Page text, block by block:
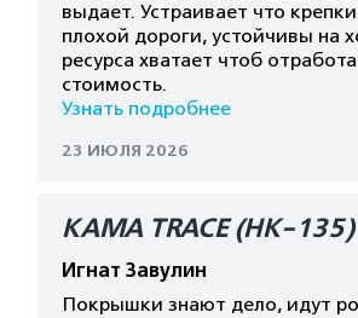
выдает. Устраивает что
плохой дороги, устойчивы на
ресурса хватает чтоб
стоимость.
Узнать подробнее
23 ИЮЛЯ 2026
КАМА TRACE (HK-135)
Игнат Завулин
Покрышки знают дело, идут